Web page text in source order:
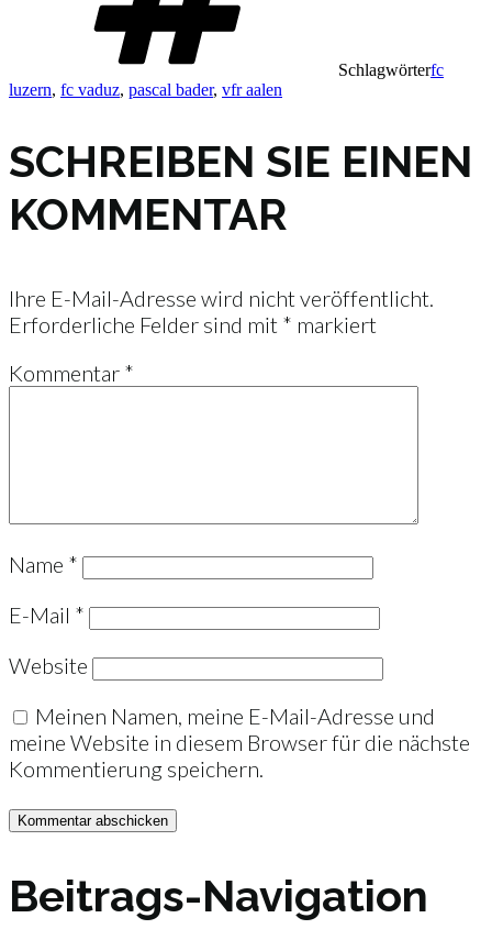
Schlagwörterfc
luzern, fc vaduz, pascal bader, vfr aalen
SCHREIBEN SIE EINEN
KOMMENTAR
Ihre E-Mail-Adresse wird nicht veröffentlicht.
Erforderliche Felder sind mit * markiert
Kommentar *
Name *
E-Mail *
Website
Meinen Namen, meine E-Mail-Adresse und
meine Website in diesem Browser für die nächste
Kommentierung speichern.
Beitrags-Navigation